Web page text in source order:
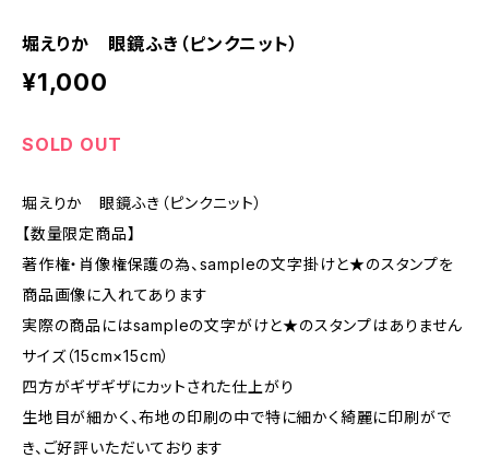
堀えりか 眼鏡ふき（ピンクニット）
¥1,000
SOLD OUT
堀えりか 眼鏡ふき（ピンクニット）
【数量限定商品】
著作権・肖像権保護の為、sampleの文字掛けと★のスタンプを
商品画像に入れてあります
実際の商品にはsampleの文字がけと★のスタンプはありません
サイズ（15cm×15cm）
四方がギザギザにカットされた仕上がり
生地目が細かく、布地の印刷の中で特に細かく綺麗に印刷がで
き、ご好評いただいております